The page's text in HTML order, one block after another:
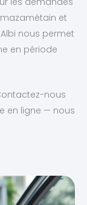
et
nous permet
en période
nous
en ligne — nous